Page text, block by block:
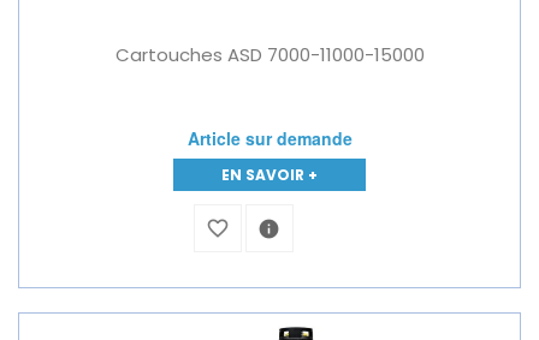
Cartouches ASD 7000-11000-15000
Article sur demande
EN SAVOIR +
info
favorite_border